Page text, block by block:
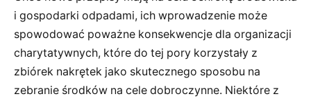
i gospodarki odpadami, ich wprowadzenie może
spowodować poważne konsekwencje dla organizacji
charytatywnych, które do tej pory korzystały z
zbiórek nakrętek jako skutecznego sposobu na
zebranie środków na cele dobroczynne. Niektóre z